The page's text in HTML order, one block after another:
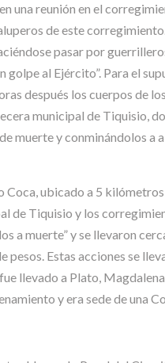
una reunión en el
de este
pasar por
golpe al Ejército”. Para el
después los cuerpos de
municipal de Tiquisio,
muerte y conminándolos
ubicado a 5
de Tiquisio y los
a muerte” y se llevaron
Estas acciones se
llevado a Plato,
y era sede de una